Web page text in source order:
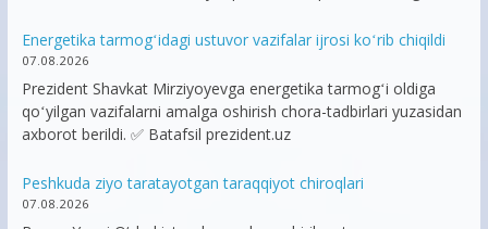
Energetika tarmogʻidagi ustuvor vazifalar ijrosi koʻrib chiqildi
07.08.2026
Prezident Shavkat Mirziyoyevga energetika tarmogʻi oldiga
qoʻyilgan vazifalarni amalga oshirish chora-tadbirlari yuzasidan
axborot berildi. ✅ Batafsil prezident.uz
Peshkuda ziyo taratayotgan taraqqiyot chiroqlari
07.08.2026